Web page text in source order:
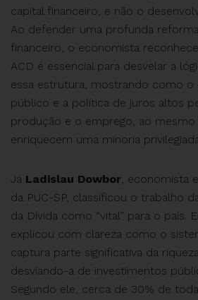
capital financeiro, e não o
Ao defender uma profunda
financeiro, o economista
ACD é essencial para desvelar a
essa estrutura, mostrando como o
público e a política de juros altos
produção e o emprego, ao
enriquecem uma minoria
Já Ladislau Dowbor, economista
da PUC-SP, classificou o trabalho
da Dívida como “vital” para o país.
explicou com clareza como o
captura parte significativa da
desviando-a de investimentos
Segundo ele, cerca de 30% de